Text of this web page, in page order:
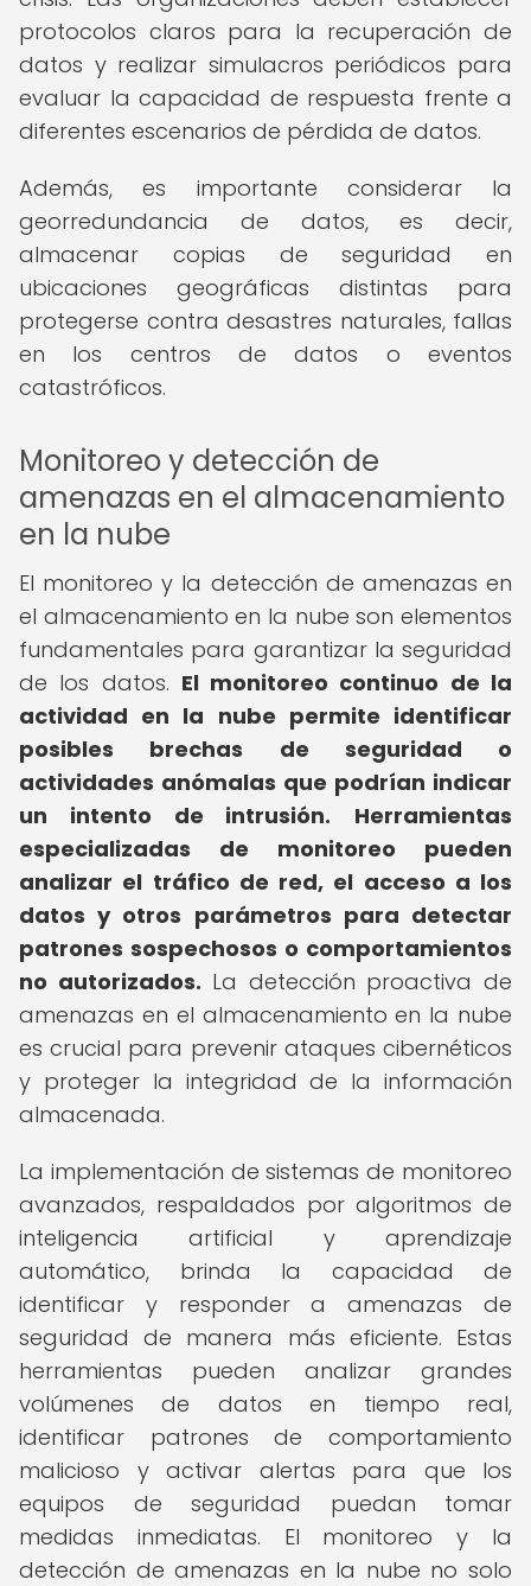
protocolos claros para la recuperación de
datos y realizar simulacros periódicos para
evaluar la capacidad de respuesta frente a
diferentes escenarios de pérdida de datos.
Además, es importante considerar la
georredundancia de datos, es decir,
almacenar copias de seguridad en
ubicaciones geográficas distintas para
protegerse contra desastres naturales, fallas
en los centros de datos o eventos
catastróficos.
Monitoreo y detección de
amenazas en el almacenamiento
en la nube
El monitoreo y la detección de amenazas en
el almacenamiento en la nube son elementos
fundamentales para garantizar la seguridad
de los datos. El monitoreo continuo de la
actividad en la nube permite identificar
posibles brechas de seguridad o
actividades anómalas que podrían indicar
un intento de intrusión.
Herramientas
especializadas de monitoreo pueden
analizar el tráfico de red, el acceso a los
datos y otros parámetros para detectar
patrones sospechosos o comportamientos
no autorizados. La detección proactiva de
amenazas en el almacenamiento en la nube
es crucial para prevenir ataques cibernéticos
y proteger la integridad de la información
almacenada.
La implementación de sistemas de monitoreo
avanzados, respaldados por algoritmos de
inteligencia artificial y aprendizaje
automático, brinda la capacidad de
identificar y responder a amenazas de
seguridad de manera más eficiente. Estas
herramientas pueden analizar grandes
volúmenes de datos en tiempo real,
identificar patrones de comportamiento
malicioso y activar alertas para que los
equipos de seguridad puedan tomar
medidas inmediatas. El monitoreo y la
detección de amenazas en la nube no solo